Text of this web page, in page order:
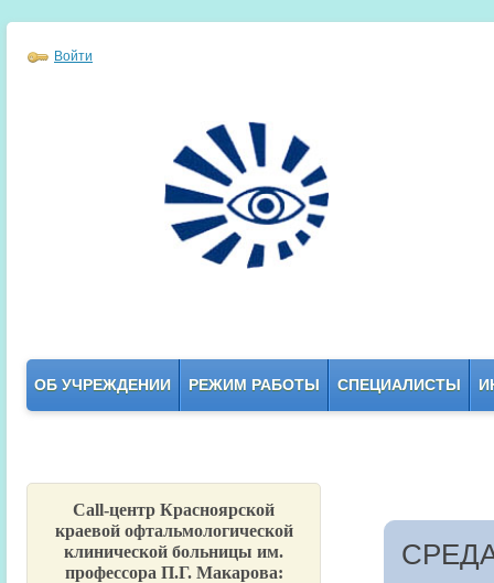
Войти
ОБ УЧРЕЖДЕНИИ РЕЖИМ РАБОТЫ СПЕЦИАЛИСТЫ
Call-центр Красноярской
краевой офтальмологической
клинической больницы им.
профессора П.Г. Макарова: